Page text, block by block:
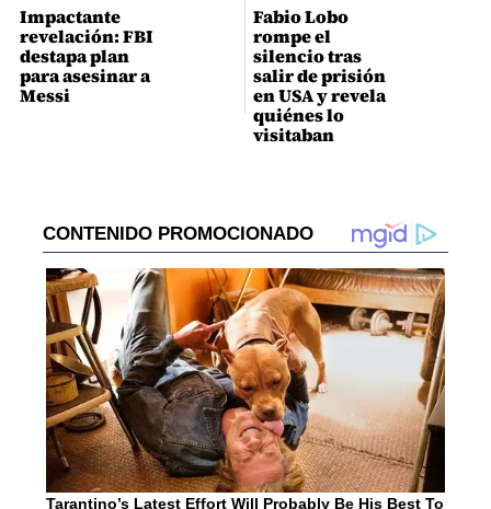
Impactante
revelación: FBI
destapa plan
para asesinar a
Messi
Fabio Lobo
rompe el
silencio tras
salir de prisión
en USA y revela
quiénes lo
visitaban